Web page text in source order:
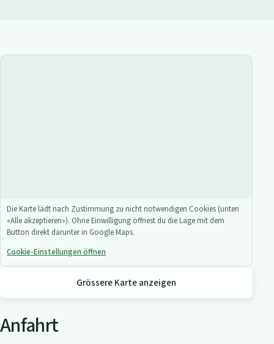
Die Karte lädt nach Zustimmung zu nicht notwendigen Cookies (unten
«Alle akzeptieren»). Ohne Einwilligung öffnest du die Lage mit dem
Button direkt darunter in Google Maps.
Cookie-Einstellungen öffnen
Grössere Karte anzeigen
Anfahrt